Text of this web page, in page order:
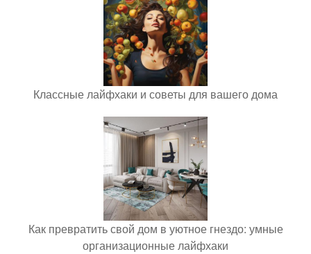
Классные лайфхаки и советы для вашего дома
Как превратить свой дом в уютное гнездо: умные
организационные лайфхаки